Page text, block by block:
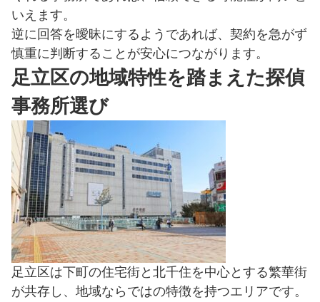
いえます。
逆に回答を曖昧にするようであれば、契約を急がず
慎重に判断することが安心につながります。
足立区の地域特性を踏まえた探偵
事務所選び
足立区は下町の住宅街と北千住を中心とする繁華街
が共存し、地域ならではの特徴を持つエリアです。